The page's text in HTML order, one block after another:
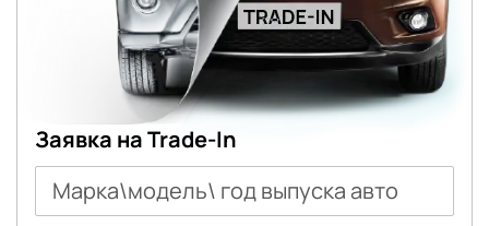
Заявка на Trade-In
Марка\модель\ год выпуска авто